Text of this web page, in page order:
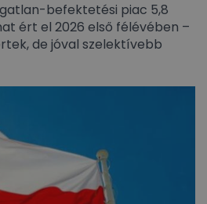
befektetési piac 5,8
ért el 2026 első félévében –
de jóval szelektívebb